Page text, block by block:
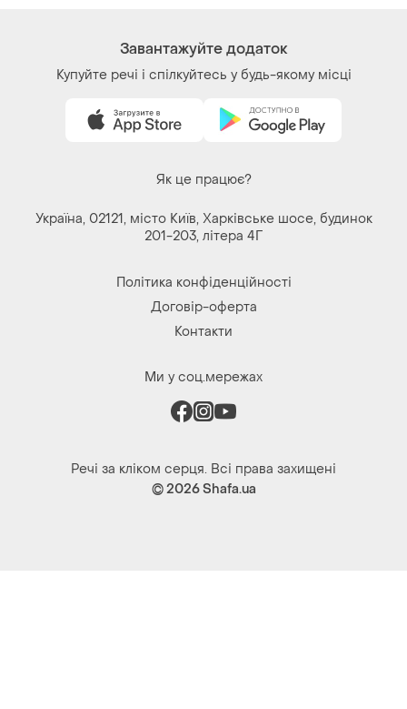
Завантажуйте додаток
Купуйте речі і спілкуйтесь у будь-якому місці
Як це працює?
Україна, 02121, місто Київ, Харківське шосе, будинок
201-203, літера 4Г
Політика конфіденційності
Договір-оферта
Контакти
Ми у соц.мережах
Речі за кліком серця. Всі права захищені
© 2026Shafa.ua